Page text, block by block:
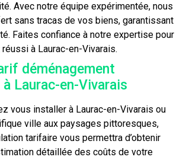
Avec notre équipe expérimentée, nous
sans tracas de vos biens, garantissant
Faites confiance à notre expertise pour
à Laurac-en-Vivarais.
déménagement
Laurac-en-Vivarais
vous installer à Laurac-en-Vivarais ou
ville aux paysages pittoresques,
tarifaire vous permettra d’obtenir
détaillée des coûts de votre